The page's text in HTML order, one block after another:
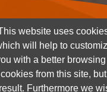
website uses
will help to
with a better
cookies from this site,
result. Furthermore we